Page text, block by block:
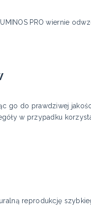
PRO wiernie
go do prawdziwej
w przypadku
reprodukcję